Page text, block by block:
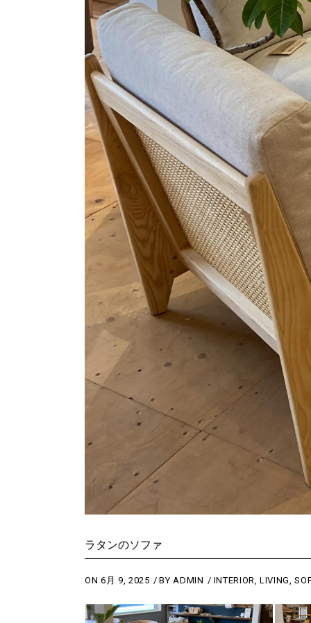
ラタンのソファ
ON 6月 9, 2025 BYADMIN INTERIOR,LIVING,